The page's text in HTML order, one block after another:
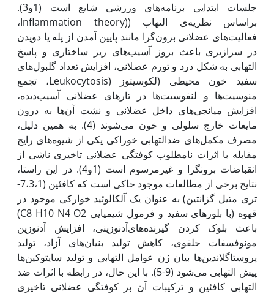
جلسات ابتدایی برنامه‌های ورزشی شایع است (1و3).
براساس نظریه‌ی التهاب ((Inflammation theory،
فعالیت‌های عضلانی برون‌گرا مانند پایین آمدن از پله یا دویدن
در سرازیری باعث بروز آسیب‌های ریز ساختاری‌ و پاسخ
التهابی به شکل درد و تورم عضلانی، افزایش تعداد گلبول‌های
سفید‌ خون محیطی (لکوسیتوز (Leukocytosis، تجمع
منوسیت‌ها و لنفوسیت‌ها در تارهای عضلانی آسیب‌دیده،
افزایش میانجی‌های داخل عضلانی و نشت آن‌ها به درون
مایعات خارج سلولی و خون می‌شوند (4). به همین دلیل،
مصرف مکمل‌های ضدالتهابی خوراکی یکی از شیوه‌های رایج
مقابله با اثرات نامطلوب کوفتگی عضلانی تاخیری ناشی از
انقباضات برونگرا و غیرمرسوم است (1و4). در این راستا،
نتایج برخی از مطالعات موجود حاکی است که کافئین (7،3،1-
تری متیل گزانتین) به عنوان یک آلکالوئید خوارکی موجود در
قهوه (با بلورهای سفید و فرمول شیمیایی C8 H10 N4 O2)
باعث بلوک کردن گیرنده‌های‌آدنوزینی، افزایش آدنوزین
مونوفسفات حلقوی، کاهش تولید بنیان‌های آزاد، تولید
پروستاگلاندین‌ها بیان ژن عوامل التهابی و تولید سایتوکین‌ها
پیش التهابی می‌شود (9-5). با این حال، در رابطه با اثرات ضد
التهابی کافئین و ترکیبات آن بر کوفتگی عضلانی تاخیری